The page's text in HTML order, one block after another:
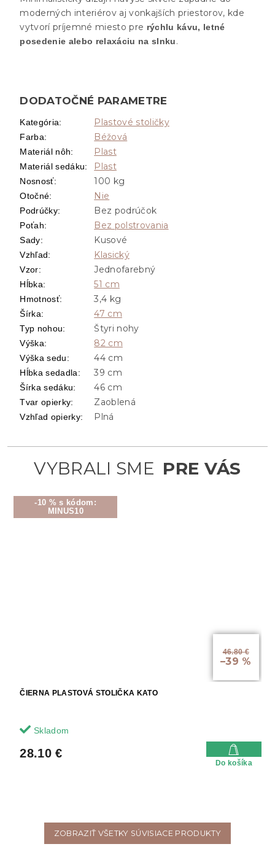
-10 % s kódom:
MINUS10
46.80 €
–39 %
ČIERNA PLASTOVÁ STOLIČKA KATO
Skladom
28.10 €
Do košíka
ZOBRAZIŤ VŠETKY SÚVISIACE PRODUKTY
moderných interiérov aj vonkajších priestorov, kde
vytvorí príjemné miesto pre rýchlu kávu, letné
posedenie alebo relaxáciu na slnku.
DODATOČNÉ PARAMETRE
Kategória: Plastové stoličky
Farba: Béžová
Materiál nôh: Plast
Materiál sedáku: Plast
Nosnosť: 100 kg
Otočné: Nie
Podrúčky: Bez podrúčok
Poťah: Bez polstrovania
Sady: Kusové
Vzhľad: Klasický
Vzor: Jednofarebný
Hĺbka: 51 cm
Hmotnosť: 3,4 kg
Šírka: 47 cm
Typ nohou: Štyri nohy
Výška: 82 cm
Výška sedu: 44 cm
Hĺbka sedadla: 39 cm
Šírka sedáku: 46 cm
Tvar opierky: Zaoblená
Vzhľad opierky: Plná